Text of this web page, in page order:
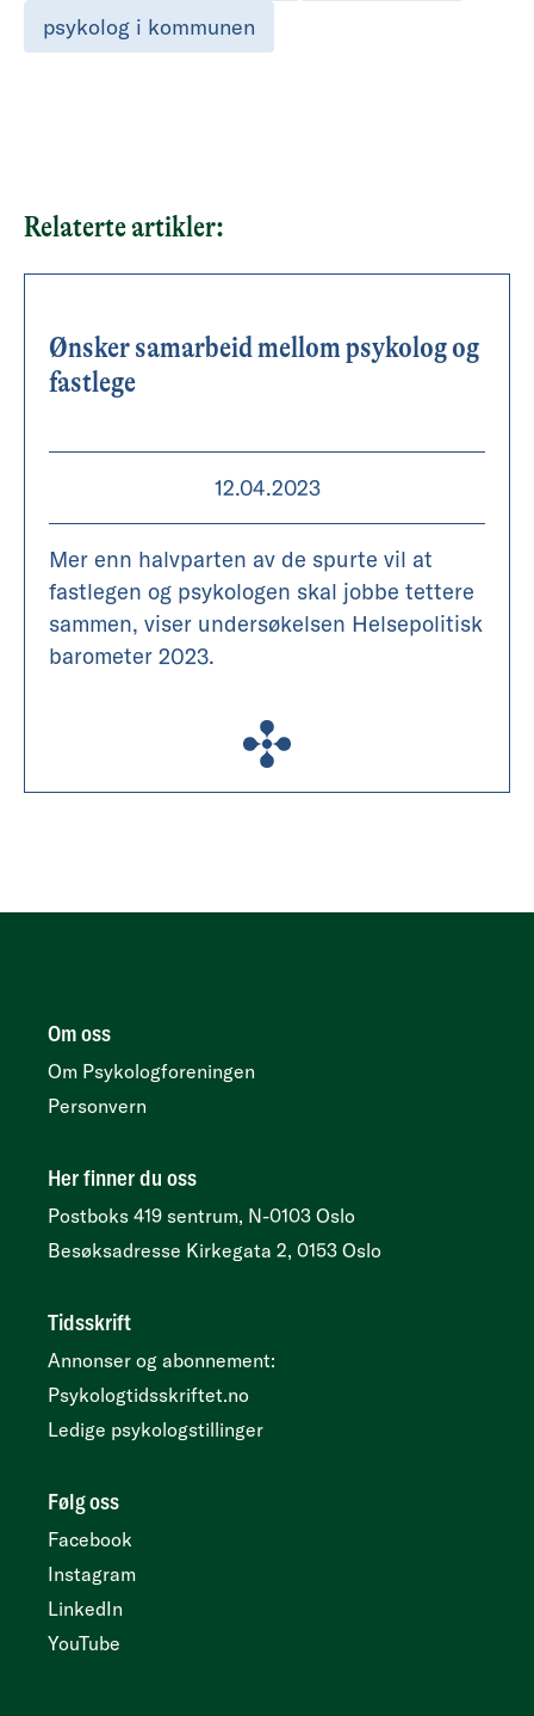
milde til moderate plager, og kan
være helt avgjørende for dem med
vi å tenke både nytt, helhetlig og
forebyggende om tiltak for å fremme
bærekraftig helsetjeneste med fokus
på forebygging og tilgjengelig
både pasienter, de ulike
yrkesgruppene og for samfunnet
psykolog i kommunen
Relaterte artikler:
Ønsker samarbeid mellom psykolog og
fastlege
12.04.2023
Mer enn halvparten av de spurte vil at
fastlegen og psykologen skal jobbe tettere
sammen, viser undersøkelsen Helsepolitisk
barometer 2023.
Om oss
Om Psykologforeningen
Personvern
Her finner du oss
Postboks 419 sentrum, N-0103 Oslo
Besøksadresse Kirkegata 2, 0153 Oslo
Tidsskrift
Annonser og abonnement:
Psykologtidsskriftet.no
Ledige psykologstillinger
Følg oss
Facebook
Instagram
LinkedIn
YouTube